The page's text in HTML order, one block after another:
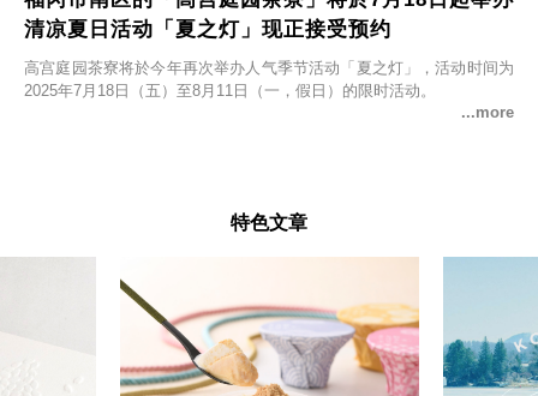
清凉夏日活动「夏之灯」现正接受预约
高宫庭园茶寮将於今年再次举办人气季节活动「夏之灯」，活动时间为
2025年7月18日（五）至8月11日（一，假日）的限时活动。
特色文章